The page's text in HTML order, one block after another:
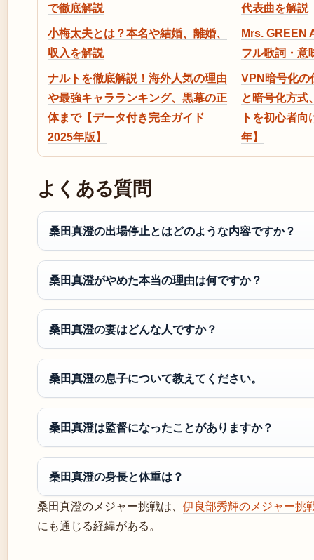
で徹底解説
代表曲を解説
小梅太夫とは？本名や結婚、離婚、
収入を解説
Mrs. GREEN
フル歌詞・意
ナルトを徹底解説！海外人気の理由
や最強キャラランキング、黒幕の正
体まで【データ付き完全ガイド
2025年版】
VPN暗号化の
と暗号化方式
トを初心者
年】
よくある質問
桑田真澄の出場停止とはどのような内容ですか？
桑田真澄がやめた本当の理由は何ですか？
桑田真澄の妻はどんな人ですか？
桑田真澄の息子について教えてください。
桑田真澄は監督になったことがありますか？
桑田真澄の身長と体重は？
桑田真澄のメジャー挑戦は、 伊良部秀輝のメジャー挑
にも通じる経緯がある。